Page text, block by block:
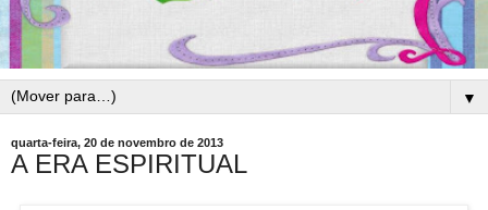
▼
quarta-feira, 20 de novembro de 2013
A ERA ESPIRITUAL